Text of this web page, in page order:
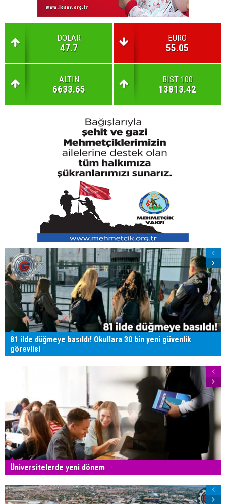
DOLAR
47.7
EURO
55.05
ALTIN
6633.65
BIST 100
13813.42
81 ilde düğmeye basıldı! Okullara 30 bin yeni güvenlik
görevlisi
Üniversitelerde yeni dönem